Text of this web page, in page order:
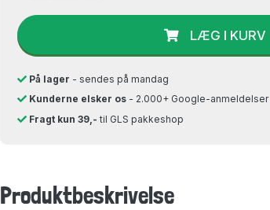
LÆG I KURV
På lager - sendes på mandag
Kunderne elsker os - 2.000+ Google-anmeldelser
Fragt kun 39,- til GLS pakkeshop
Produktbeskrivelse